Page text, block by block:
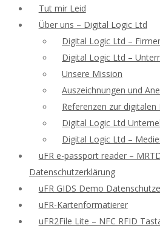
Tut mir Leid
Über uns – Digital Logic Ltd
Digital Logic Ltd –
Digital Logic Ltd –
Unsere Mission
Auszeichnungen und
Referenzen zur digitalen
Digital Logic Ltd
Digital Logic Ltd –
uFR e-passport reader –
Datenschutzerklärung
uFR GIDS Demo
uFR-Kartenformatierer
uFR2File Lite – NFC RFID